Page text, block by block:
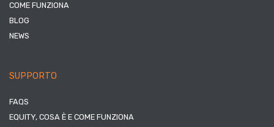
COME FUNZIONA
BLOG
NEWS
SUPPORTO
FAQS
EQUITY, COSA È E COME FUNZIONA